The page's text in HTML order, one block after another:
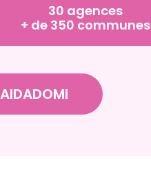
30 agences
+ de 350 communes